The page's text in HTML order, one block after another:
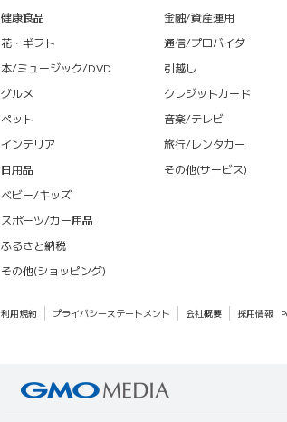
健康食品
花・ギフト
本/ミュージック/DVD
グルメ
ペット
インテリア
日用品
ベビー/キッズ
スポーツ/カー用品
ふるさと納税
その他(ショッピング)
金融/資産運用
通信/プロバイダ
引越し
クレジットカード
音楽/テレビ
旅行/レンタカー
その他(サービス)
利用規約 プライバシーステートメント 会社概要 採用情報